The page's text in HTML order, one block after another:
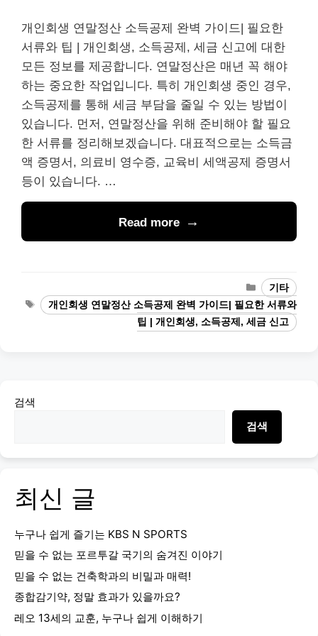
개인회생 연말정산 소득공제 완벽 가이드| 필요한
서류와 팁 | 개인회생, 소득공제, 세금 신고에 대한
모든 정보를 제공합니다. 연말정산은 매년 꼭 해야
하는 중요한 작업입니다. 특히 개인회생 중인 경우,
소득공제를 통해 세금 부담을 줄일 수 있는 방법이
있습니다. 먼저, 연말정산을 위해 준비해야 할 필요
한 서류를 정리해보겠습니다. 대표적으로는 소득금
액 증명서, 의료비 영수증, 교육비 세액공제 증명서
등이 있습니다. …
Read more
Categories
기타
Tags
개인회생 연말정산 소득공제 완벽 가이드| 필요한 서류와
팁 | 개인회생, 소득공제, 세금 신고
검색
검색
최신 글
누구나 쉽게 즐기는 KBS N SPORTS
믿을 수 없는 포르투갈 국기의 숨겨진 이야기
믿을 수 없는 건축학과의 비밀과 매력!
종합감기약, 정말 효과가 있을까요?
레오 13세의 교훈, 누구나 쉽게 이해하기